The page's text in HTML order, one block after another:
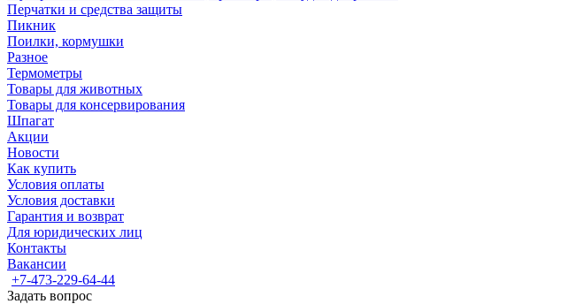
Перчатки и средства защиты
Пикник
Поилки, кормушки
Разное
Термометры
Товары для животных
Товары для консервирования
Шпагат
Акции
Новости
Как купить
Условия оплаты
Условия доставки
Гарантия и возврат
Для юридических лиц
Контакты
Вакансии
+7-473-229-64-44
Задать вопрос